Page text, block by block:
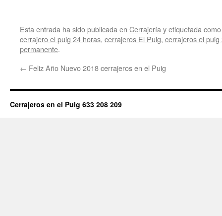
Esta entrada ha sido publicada en Cerrajería y etiquetada
cerrajero el puig 24 horas, cerrajeros El Puig, cerrajeros el puig
permanente.
← Feliz Año Nuevo 2018 cerrajeros en el Puig
Cerrajeros en el Puig 633 208 209